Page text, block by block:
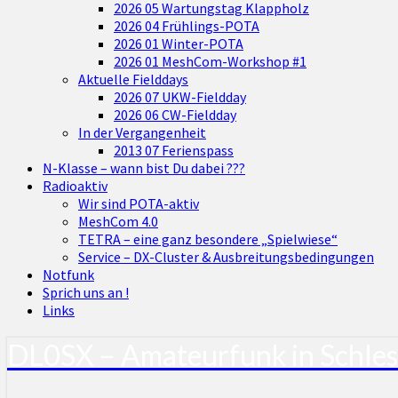
2026 05 Wartungstag Klappholz
2026 04 Frühlings-POTA
2026 01 Winter-POTA
2026 01 MeshCom-Workshop #1
Aktuelle Fielddays
2026 07 UKW-Fieldday
2026 06 CW-Fieldday
In der Vergangenheit
2013 07 Ferienspass
N-Klasse – wann bist Du dabei ???
Radioaktiv
Wir sind POTA-aktiv
MeshCom 4.0
TETRA – eine ganz besondere „Spielwiese“
Service – DX-Cluster & Ausbreitungsbedingungen
Notfunk
Sprich uns an !
Links